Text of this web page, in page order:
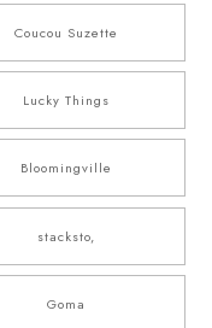
Coucou Suzette
Lucky Things
Bloomingville
stacksto,
Goma